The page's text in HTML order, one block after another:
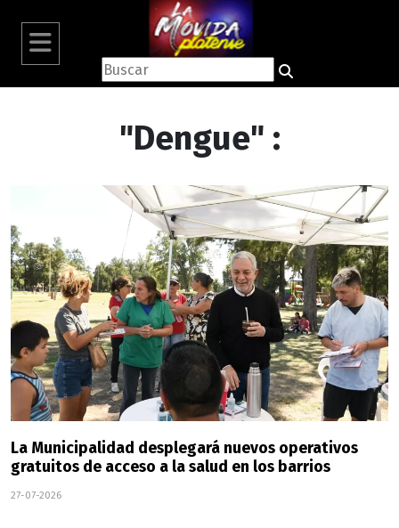
"Dengue" :
La Municipalidad desplegará nuevos operativos
gratuitos de acceso a la salud en los barrios
27-07-2026